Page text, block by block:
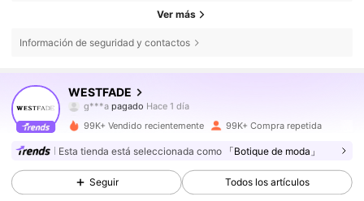
Ver más
Información de seguridad y contactos
WESTFADE
g***apagado
s***2seguido hace Hace 30 minutos
4,80 451K Seguidores
99K+ Vendido recientemente 99K+ Compra repetida
Esta tienda está seleccionada como 「Botique de moda」
Seguir Todos los artículos